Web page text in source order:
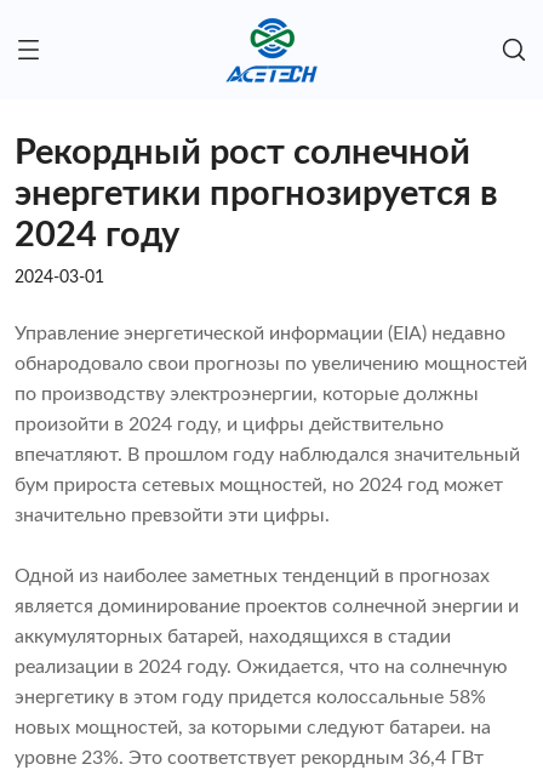
Рекордный рост солнечной
энергетики прогнозируется в
2024 году
2024-03-01
Управление энергетической информации (EIA) недавно
обнародовало свои прогнозы по увеличению мощностей
по производству электроэнергии, которые должны
произойти в 2024 году, и цифры действительно
впечатляют. В прошлом году наблюдался значительный
бум прироста сетевых мощностей, но 2024 год может
значительно превзойти эти цифры.
Одной из наиболее заметных тенденций в прогнозах
является доминирование проектов солнечной энергии и
аккумуляторных батарей, находящихся в стадии
реализации в 2024 году. Ожидается, что на солнечную
энергетику в этом году придется колоссальные 58%
новых мощностей, за которыми следуют батареи. на
уровне 23%. Это соответствует рекордным 36,4 ГВт